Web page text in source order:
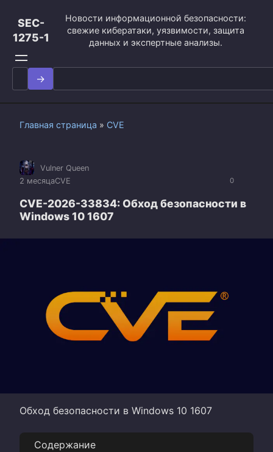
контенту
SEC-
1275-1
Новости информационной безопасности:
свежие кибератаки, уязвимости, защита
данных и экспертные анализы.
Search
for:
Главная страница » CVE
0
Vulner Queen
2 месяцаCVE
CVE-2026-33834: Обход безопасности в
Windows 10 1607
Обход безопасности в Windows 10 1607
Содержание